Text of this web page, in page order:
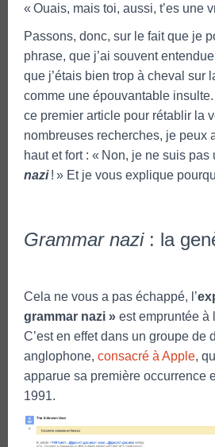
« Ouais, mais toi, aussi, t’es une
Passons, donc, sur le fait que je
phrase, que j’ai souvent
que j’étais bien trop à cheval sur
comme une épouvantable insulte.
ce premier article pour rétablir la
nombreuses recherches, je peux
haut et fort : « Non, je ne suis pas
nazi! » Et je vous explique
Grammar nazi: la
Cela ne vous a pas échappé, l’
grammar nazi » est empruntée à
C’est en effet dans un groupe de
anglophone, consacré à Apple,
apparue sa première occurrence
1991.